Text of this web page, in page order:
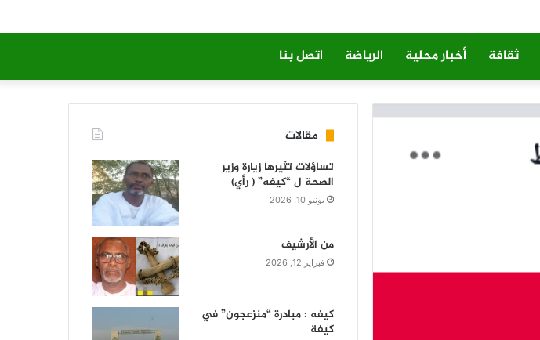
ثقافة أخبار محلية الرياضة اتصل بنا
مقالات
تساؤلات تثيرها زيارة وزير
الصحة ل “كيفه” ( رأي)
يونيو 10, 2026
من الأرشيف
فبراير 12, 2026
كيفه : مبادرة “منزعجون” في
كيفة